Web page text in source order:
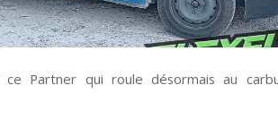
ce Partner qui roule désormais au